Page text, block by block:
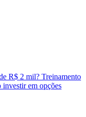
R$ 2 mil? Treinamento
investir em opções